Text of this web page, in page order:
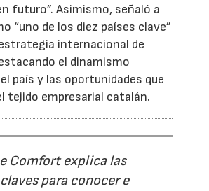
futuro”. Asimismo, señaló a
“uno de los diez países clave”
internacional de
el dinamismo
país y las oportunidades que
tejido empresarial catalán.
Comfort explica las
para conocer e